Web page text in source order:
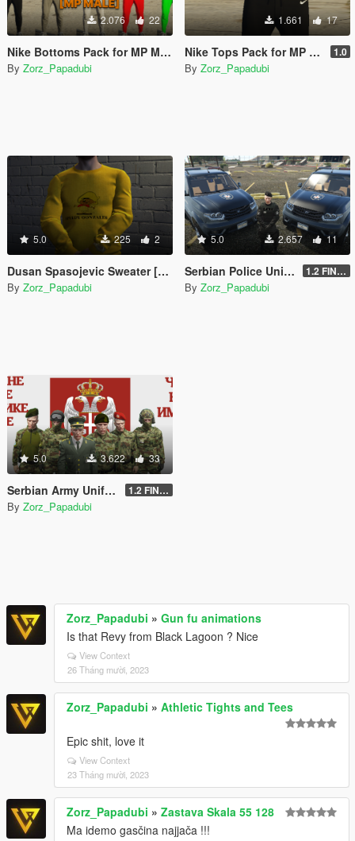
2.076 22
Nike Bottoms Pack for MP Male
By Zorz_Papadubi
1.661 17
Nike Tops Pack for MP Male 1.0
By Zorz_Papadubi
5.0 225 2
Dusan Spasojevic Sweater [SP/FiveM]
By Zorz_Papadubi
5.0 2.657 11
Serbian Police Uniforms for MP Male 1.2 FINAL
By Zorz_Papadubi
5.0 3.622 33
Serbian Army Uniform for MP Male 1.2 FINAL
By Zorz_Papadubi
Zorz_Papadubi » Gun fu animations
Is that Revy from Black Lagoon ? Nice
View Context
26 Tháng mười, 2023
Zorz_Papadubi » Athletic Tights and Tees
Epic shit, love it
View Context
23 Tháng mười, 2023
Zorz_Papadubi » Zastava Skala 55 128
Ma idemo gasčina najjača !!!